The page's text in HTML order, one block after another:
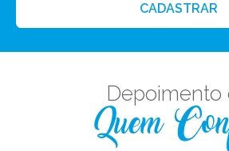
CADASTRAR
Depoimento
Quem